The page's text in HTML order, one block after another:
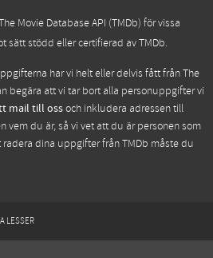
Movie Database API (TMDb) för vissa
sätt stödd eller certifierad av TMDb.
har vi helt eller delvis fått frånThe
begära att vi tar bort alla personuppgifter vi
mail till ossoch inkludera adressen till
vem du är, så vi vet att du är personen som
dina uppgifter från TMDb måste du
LESSER